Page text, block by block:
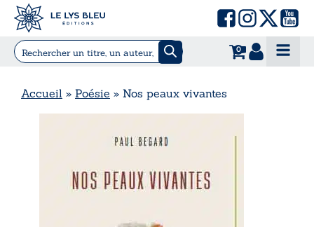
0
Accueil » Poésie » Nos peaux vivantes